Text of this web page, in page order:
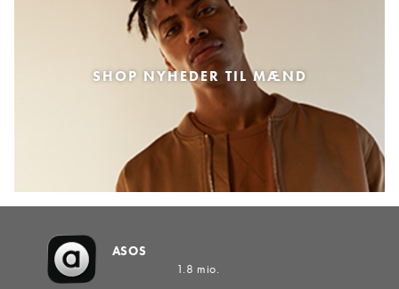
SHOP NYHEDER TIL MÆND
ASOS
1.8 mio.